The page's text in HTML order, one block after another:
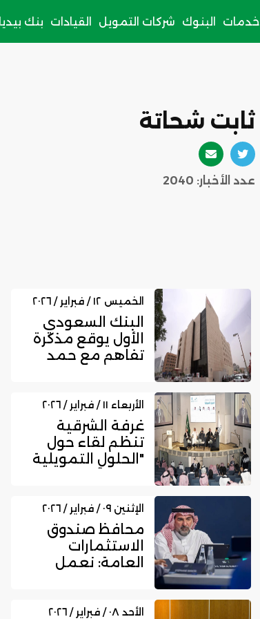
خدمات البنوك شركات التمويل القيادات بنك بيديا
ثابت شحاتة
عدد الأخبار: 2040
الخميس ١٢ / فبراير / ٢٠٢٦
البنك السعودي
الأول يوقع مذكرة
تفاهم مع حمد
الأربعاء ١١ / فبراير / ٢٠٢٦
غرفة الشرقية
تنظم لقاء حول
"الحلول التمويلية
الإثنين ٠٩ / فبراير / ٢٠٢٦
محافظ صندوق
الاستثمارات
العامة: نعمل
الن...
الأحد ٠٨ / فبراير / ٢٠٢٦